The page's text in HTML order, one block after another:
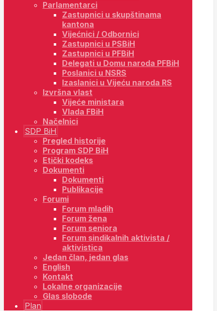
Parlamentarci
Zastupnici u skupštinama
kantona
Vijećnici / Odbornici
Zastupnici u PSBiH
Zastupnici u PFBiH
Delegati u Domu naroda PFBiH
Poslanici u NSRS
Izaslanici u Vijeću naroda RS
Izvršna vlast
Vijeće ministara
Vlada FBiH
Načelnici
SDP BiH
Pregled historije
Program SDP BiH
Etički kodeks
Dokumenti
Dokumenti
Publikacije
Forumi
Forum mladih
Forum žena
Forum seniora
Forum sindikalnih aktivista /
aktivistica
Jedan član, jedan glas
English
Kontakt
Lokalne organizacije
Glas slobode
Plan